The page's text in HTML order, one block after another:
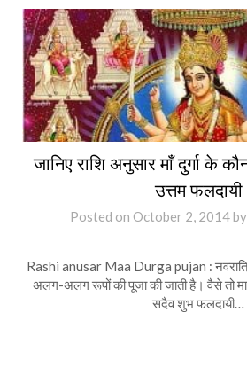
जानिए राशि अनुसार माँ दुर्गा के
उत्तम फलदायी
Posted on October 2, 2014by
Rashi anusar Maa Durga pujan : नवरात्रि
अलग-अलग रूपों की पूजा की जाती है। वैसे तो
सदैव शुभ फलदायी…